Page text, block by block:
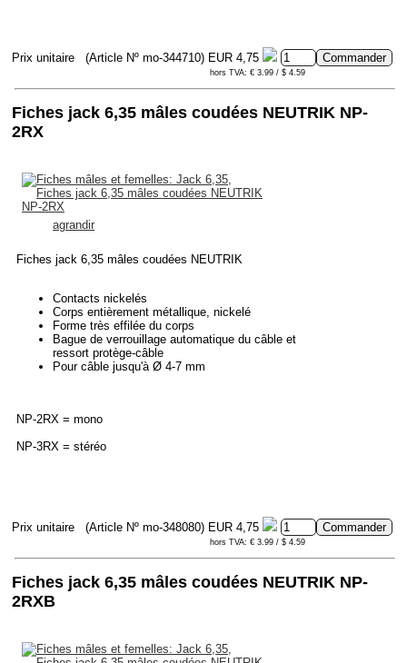
Prix unitaire (Article Nº mo-344710) EUR 4,75
hors TVA: € 3.99 / $ 4.59
Fiches jack 6,35 mâles coudées NEUTRIK NP-
2RX
agrandir
Fiches jack 6,35 mâles coudées NEUTRIK
Contacts nickelés
Corps entièrement métallique, nickelé
Forme très effilée du corps
Bague de verrouillage automatique du câble et
ressort protège-câble
Pour câble jusqu'à Ø 4-7 mm
NP-2RX = mono
NP-3RX = stéréo
Prix unitaire (Article Nº mo-348080) EUR 4,75
hors TVA: € 3.99 / $ 4.59
Fiches jack 6,35 mâles coudées NEUTRIK NP-
2RXB